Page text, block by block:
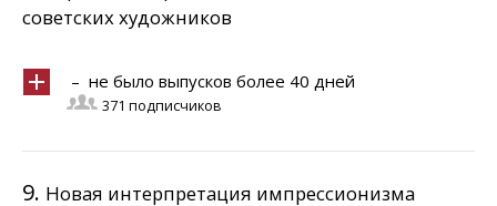
советских художников
– не было выпусков более 40 дней
371 подписчиков
9. Новая интерпретация импрессионизма